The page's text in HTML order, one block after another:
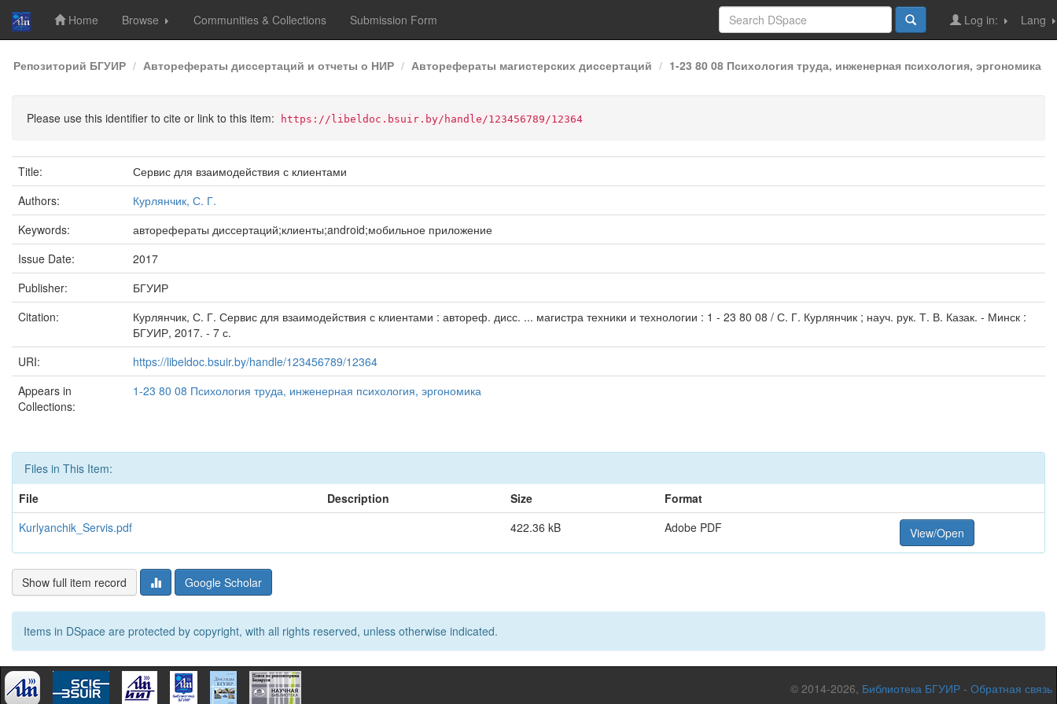
Skip
navigation
Home Browse Communities & Collections Submission Form Lang
Log in:
Репозиторий БГУИР Авторефераты диссертаций и отчеты о НИР Авторефераты магистерских диссертаций 1-23 80 08 Психология труда, инженерная психология, эргономика
Please use this identifier to cite or link to this item: https://libeldoc.bsuir.by/handle/123456789/12364
Title:
Сервис для взаимодействия с клиентами
Authors:
Курлянчик, С. Г.
Keywords:
авторефераты диссертаций;клиенты;android;мобильное приложение
Issue Date:
2017
Publisher:
БГУИР
Citation:
Курлянчик, С. Г. Сервис для взаимодействия с клиентами : автореф. дисс. ... магистра техники и технологии : 1 - 23 80 08 / С. Г. Курлянчик ; науч. рук. Т. В. Казак. - Минск :
БГУИР, 2017. - 7 с.
URI:
https://libeldoc.bsuir.by/handle/123456789/12364
Appears in
Collections:
1-23 80 08 Психология труда, инженерная психология, эргономика
Files in This Item:
File
Description Size
Format
Kurlyanchik_Servis.pdf
422.36 kB Adobe PDF View/Open
Show full item record Google Scholar
Items in DSpace are protected by copyright, with all rights reserved, unless otherwise indicated.
© 2014-2026, Библиотека БГУИР - Обратная связь